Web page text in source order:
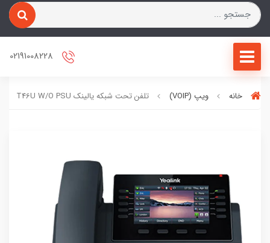
خانه ویپ (VOIP) تلفن تحت شبکه یالینک T46U W/O PSU